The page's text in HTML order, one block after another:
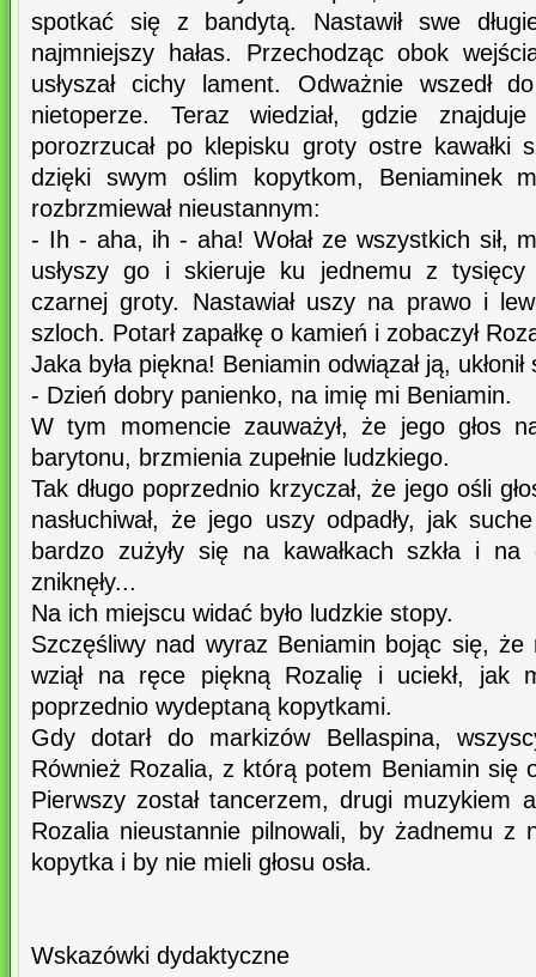
spotkać się z bandytą. Nastawił swe
najmniejszy hałas. Przechodząc obok
usłyszał cichy lament. Odważnie wszedł
nietoperze. Teraz wiedział, gdzie
porozrzucał po klepisku groty ostre kawałki
dzięki swym oślim kopytkom, Beniaminek
rozbrzmiewał nieustannym:
- Ih - aha, ih - aha! Wołał ze wszystkich sił,
usłyszy go i skieruje ku jednemu z tysięcy
czarnej groty. Nastawiał uszy na prawo i
szloch. Potarł zapałkę o kamień i zobaczył
Jaka była piękna! Beniamin odwiązał ją, ukłonił
- Dzień dobry panienko, na imię mi Beniamin.
W tym momencie zauważył, że jego głos
barytonu, brzmienia zupełnie ludzkiego.
Tak długo poprzednio krzyczał, że jego ośli
nasłuchiwał, że jego uszy odpadły, jak
bardzo zużyły się na kawałkach szkła i na
zniknęły...
Na ich miejscu widać było ludzkie stopy.
Szczęśliwy nad wyraz Beniamin bojąc się, że
wziął na ręce piękną Rozalię i uciekł, jak
poprzednio wydeptaną kopytkami.
Gdy dotarł do markizów Bellaspina,
Również Rozalia, z którą potem Beniamin się
Pierwszy został tancerzem, drugi muzykiem
Rozalia nieustannie pilnowali, by żadnemu z
kopytka i by nie mieli głosu osła.
Wskazówki dydaktyczne